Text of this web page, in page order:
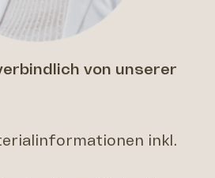
von unserer
inkl.